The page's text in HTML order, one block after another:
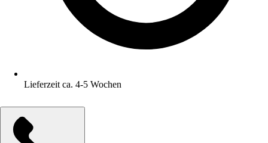
Lieferzeit ca. 4-5 Wochen